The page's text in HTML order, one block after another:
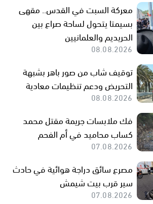
معركة السبت في القدس.. مقهى
بسيمتا يتحول لساحة صراع بين
الحريديم والعلمانيين
08.08.2026
توقيف شاب من صور باهر بشبهة
التحريض ودعم تنظيمات معادية
08.08.2026
فك ملابسات جريمة مقتل محمد
كساب محاميد في أم الفحم
07.08.2026
مصرع سائق دراجة هوائية في حادث
سير قرب بيت شيمش
07.08.2026